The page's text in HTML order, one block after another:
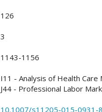
126
3
1143-1156
I11 - Analysis of Health Care
J44 - Professional Labor
10.1007/s11205-015-0931-8